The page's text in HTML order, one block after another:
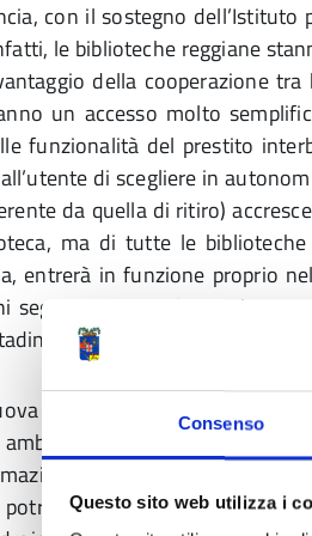
Consenso
Questo sito web utilizza i
con il sostegno
le biblioteche reggiane
della cooperazione
un accesso molto
funzionalità del prestito
di scegliere in
da quella di ritiro)
ma di tutte le
entrerà in funzione proprio
seguiranno una formazione
piattaforma che unifica
digitale. Un’unica
e la fruizione di tutte le
potrà essere utilizzata